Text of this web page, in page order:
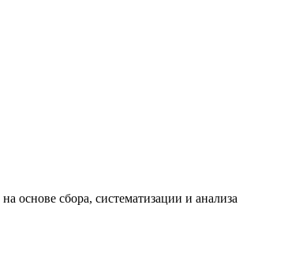
основе сбора, систематизации и анализа